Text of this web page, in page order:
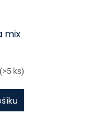
mix
(>5 ks)